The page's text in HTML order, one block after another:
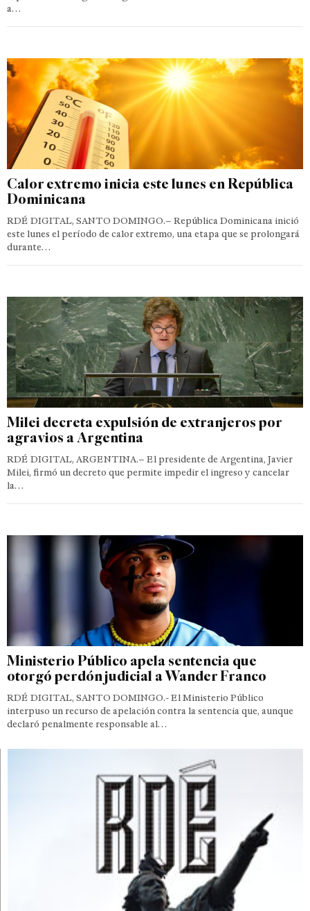
a…
Calor extremo inicia este lunes en República
Dominicana
RDÉ DIGITAL, SANTO DOMINGO.– República Dominicana inició
este lunes el período de calor extremo, una etapa que se prolongará
durante…
Milei decreta expulsión de extranjeros por
agravios a Argentina
RDÉ DIGITAL, ARGENTINA.– El presidente de Argentina, Javier
Milei, firmó un decreto que permite impedir el ingreso y cancelar
la…
Ministerio Público apela sentencia que
otorgó perdón judicial a Wander Franco
RDÉ DIGITAL, SANTO DOMINGO.- El Ministerio Público
interpuso un recurso de apelación contra la sentencia que, aunque
declaró penalmente responsable al…